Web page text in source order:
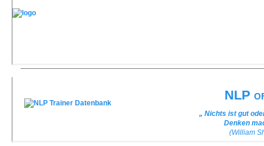
NLP
„ Nichts ist gut
Denken
(William